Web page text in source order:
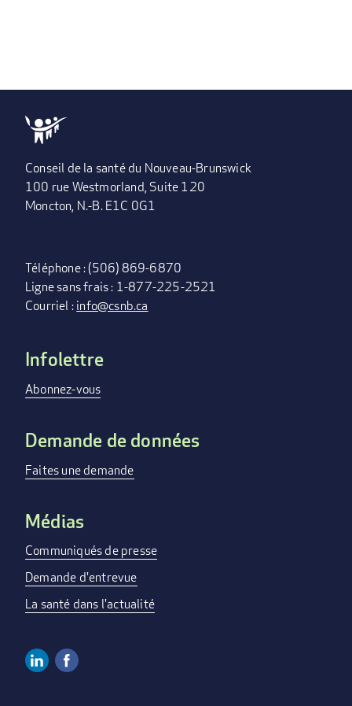
Conseil de la santé du Nouveau-Brunswick
100 rue Westmorland, Suite 120
Moncton, N.-B. E1C 0G1
Téléphone : (506) 869-6870
Ligne sans frais : 1-877-225-2521
Courriel :info@csnb.ca
FOOTER
MENU
Infolettre
Abonnez-vous
Demande de données
Faites une demande
Médias
Communiqués de presse
Demande d'entrevue
La santé dans l'actualité
Linkedin